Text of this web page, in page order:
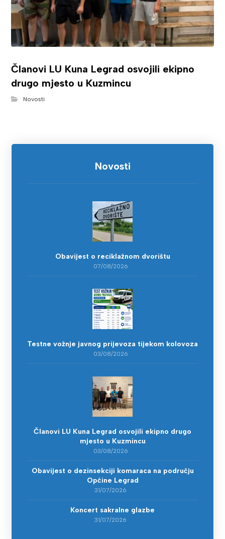
Članovi LU Kuna Legrad osvojili ekipno
drugo mjesto u Kuzmincu
Novosti
Novosti
Obavijest o reciklažnom dvorištu
07/08/2026
Testne vožnje javnog prijevoza tijekom kolovoza
03/08/2026
Članovi LU Kuna Legrad osvojili ekipno drugo
mjesto u Kuzmincu
03/08/2026
Obavijest o dezinsekciji komaraca na području
Općine Legrad
31/07/2026
Koncert sakralne glazbe
31/07/2026